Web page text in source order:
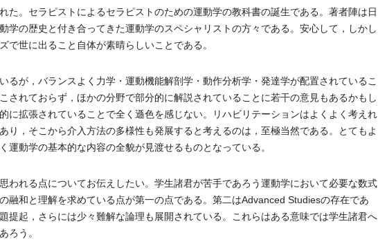
。セラピストによるセラピストのための運動学の教科書の誕生である。著者陣は日
学の歴史と付き合ってきた運動学のスペシャリストの方々である。安心して，しかし
で世に出ること自体が素晴らしいことである。
が，バランスよく力学・運動機能解剖学・動作分析学・発達学が配置されているこ
されておらず，ほかの分野で部分的に解説されていることに若干の意見もあるかもし
に拡張されていることで全く遜色を感じない。リハビリテーションはよくよく考えれ
り，そこから介入方法の多様性も発展すると考えるのは，至極当然である。とてもよ
運動学の基本的な内容の全貌が見渡せるものとなっている。
れる点についてお伝えしたい。学生諸君が苦手であろう運動学において必要な数式
融和と理解を求めている点が第一の点である。第二はAdvanced Studiesの存在であ
提起，さらには少々難解な論理も展開されている。これらはある意味では学生諸君へ
ろう。